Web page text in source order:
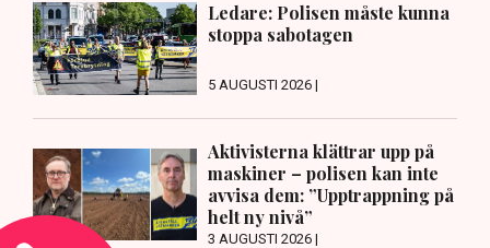
Ledare: Polisen måste kunna
stoppa sabotagen
5 AUGUSTI 2026 |
Aktivisterna klättrar upp på
maskiner – polisen kan inte
avvisa dem: ”Upptrappning på
helt ny nivå”
3 AUGUSTI 2026 |